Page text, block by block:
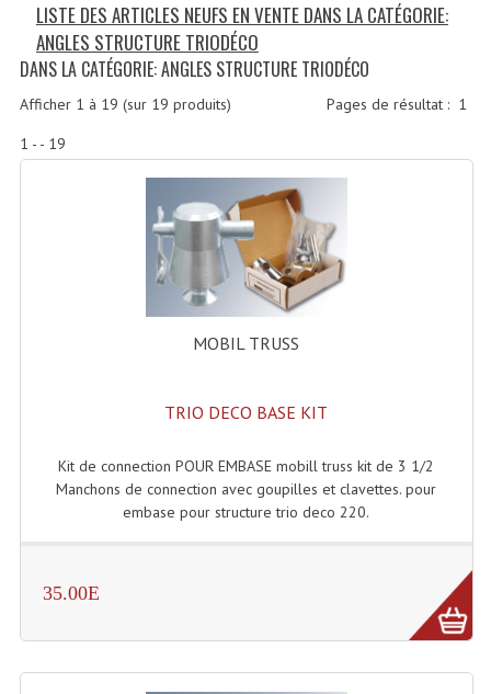
Le Matériel D´occasion
Recherche Avancée
Recevoir Nos Promotions
CATÉGORIES
Sonorisation
Accessoires Pieds Cellules Diamants
Cellule (s)
Diamants
Pieds D'enceintes
Amplificateurs Multi-Canaux
LISTE DES ARTICLES NEUFS EN VENTE DANS LA CATÉGORIE:
ANGLES STRUCTURE TRIODÉCO
DANS LA CATÉGORIE: ANGLES STRUCTURE TRIODÉCO
Pages de résultat : 1
Afficher 1 à 19 (sur 19 produits)
1 - - 19
MOBIL TRUSS
TRIO DECO BASE KIT
Kit de connection POUR EMBASE mobill truss kit de 3 1/2
Manchons de connection avec goupilles et clavettes. pour
embase pour structure trio deco 220.
35.00E